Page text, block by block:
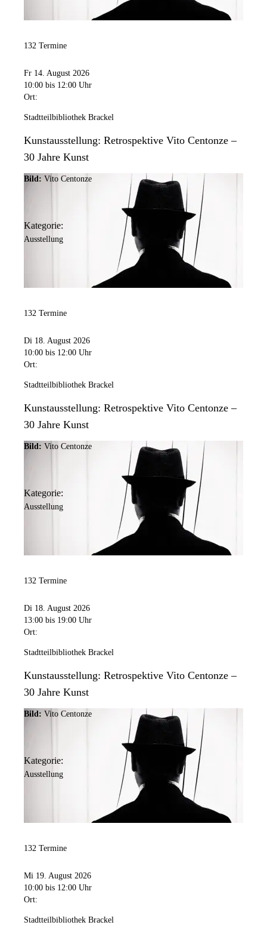
132 Termine
Fr 14. August 2026
10:00 bis 12:00 Uhr
Ort:
Stadtteilbibliothek Brackel
Kunstausstellung: Retrospektive Vito Centonze –
30 Jahre Kunst
Bild: Vito Centonze
Kategorie:
Ausstellung
132 Termine
Di 18. August 2026
10:00 bis 12:00 Uhr
Ort:
Stadtteilbibliothek Brackel
Kunstausstellung: Retrospektive Vito Centonze –
30 Jahre Kunst
Bild: Vito Centonze
Kategorie:
Ausstellung
132 Termine
Di 18. August 2026
13:00 bis 19:00 Uhr
Ort:
Stadtteilbibliothek Brackel
Kunstausstellung: Retrospektive Vito Centonze –
30 Jahre Kunst
Bild: Vito Centonze
Kategorie:
Ausstellung
132 Termine
Mi 19. August 2026
10:00 bis 12:00 Uhr
Ort:
Stadtteilbibliothek Brackel